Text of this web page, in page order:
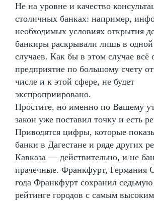
Не на уровне и качество
столичных банках: например,
необходимых условиях открытия
банкиры раскрывали лишь в одной
случаев. Как бы в этом случае
предприятие по большому счету
числе и к этой сфере, не будет
экспроприировано.
Простите, но именно по Вашему
закон уже поставил точку и есть
Приводятся цифры, которые
банки в Дагестане и ряде других
Кавказа — действительно, и не
прачечные. Франкфурт, Германия
года Франкфурт сохранил седьмую
рейтинге городов с самым